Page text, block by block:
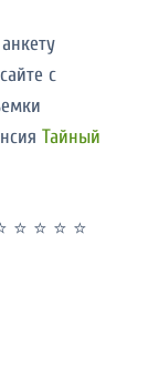
с
Тайный
⭐ ⭐ ⭐ ⭐